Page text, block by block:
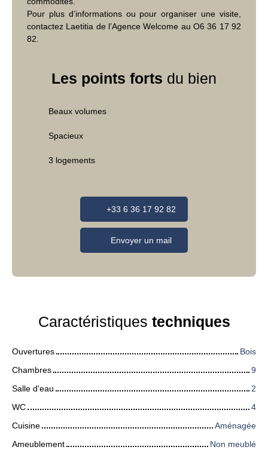
Pour plus d’informations ou pour organiser une visite,
contactez Laetitia de l’Agence Welcome au O6 36 17 92
82.
Les points forts du bien
Beaux volumes
Spacieux
3 logements
+33 6 36 17 92 82
Envoyer un mail
Caractéristiques techniques
Ouvertures
Bois
Chambres
9
Salle d'eau
2
WC
4
Cuisine
Aménagée
Ameublement
Non meublé